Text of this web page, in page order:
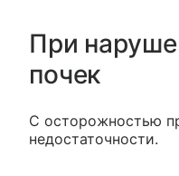
При
почек
С осторожностью
недостаточности.